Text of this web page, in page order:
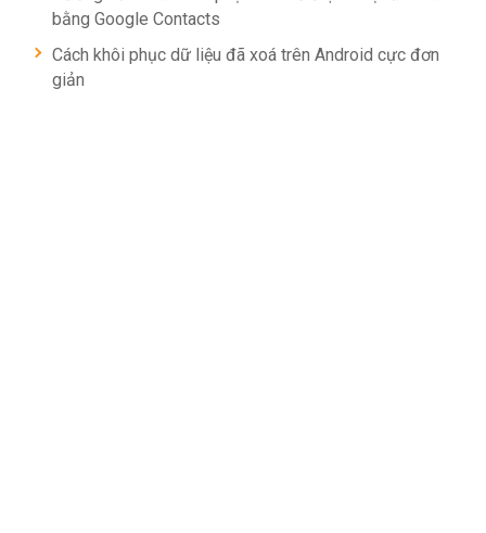
bằng Google Contacts
Cách khôi phục dữ liệu đã xoá trên Android cực đơn
giản